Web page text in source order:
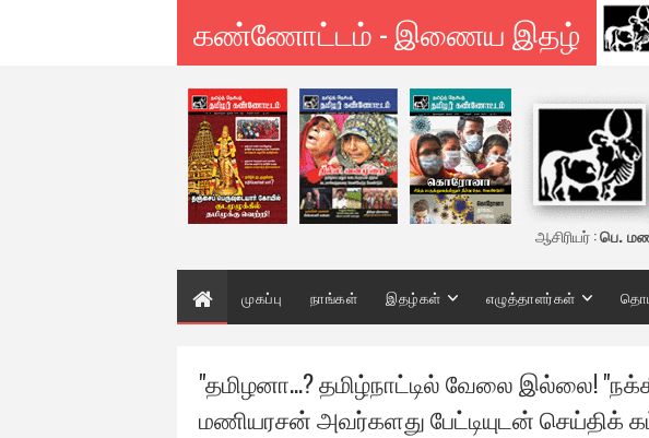
கண்ணோட்டம் - இணைய இதழ்
ஆசிரியர் :பெ.
முகப்பு நாங்கள் இதழ்கள் எழுத்தாளர்கள்
"தமிழனா…? தமிழ்நாட்டில் வேலை இல்லை!
மணியரசன் அவர்களது பேட்டியுடன் செய்திக்